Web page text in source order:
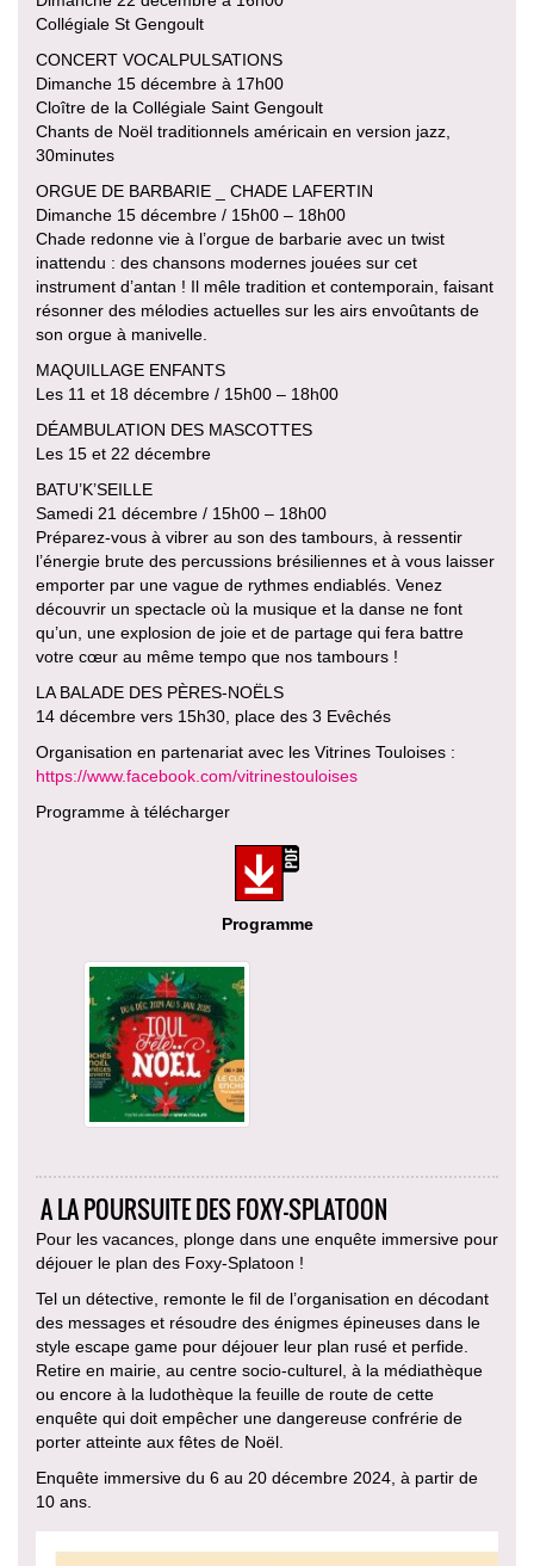
Collégiale St Gengoult
CONCERT VOCALPULSATIONS
Dimanche 15 décembre à 17h00
Cloître de la Collégiale Saint Gengoult
Chants de Noël traditionnels américain en version jazz,
30minutes
ORGUE DE BARBARIE _ CHADE LAFERTIN
Dimanche 15 décembre / 15h00 – 18h00
Chade redonne vie à l’orgue de barbarie avec un twist
inattendu : des chansons modernes jouées sur cet
instrument d’antan ! Il mêle tradition et contemporain, faisant
résonner des mélodies actuelles sur les airs envoûtants de
son orgue à manivelle.
MAQUILLAGE ENFANTS
Les 11 et 18 décembre / 15h00 – 18h00
DÉAMBULATION DES MASCOTTES
Les 15 et 22 décembre
BATU’K’SEILLE
Samedi 21 décembre / 15h00 – 18h00
Préparez-vous à vibrer au son des tambours, à ressentir
l’énergie brute des percussions brésiliennes et à vous laisser
emporter par une vague de rythmes endiablés. Venez
découvrir un spectacle où la musique et la danse ne font
qu’un, une explosion de joie et de partage qui fera battre
votre cœur au même tempo que nos tambours !
LA BALADE DES PÈRES-NOËLS
14 décembre vers 15h30, place des 3 Evêchés
Organisation en partenariat avec les Vitrines Touloises :
https://www.facebook.com/vitrinestouloises
Programme à télécharger
Programme
A LA POURSUITE DES FOXY-SPLATOON
Pour les vacances, plonge dans une enquête immersive pour
déjouer le plan des Foxy-Splatoon !
Tel un détective, remonte le fil de l’organisation en décodant
des messages et résoudre des énigmes épineuses dans le
style escape game pour déjouer leur plan rusé et perfide.
Retire en mairie, au centre socio-culturel, à la médiathèque
ou encore à la ludothèque la feuille de route de cette
enquête qui doit empêcher une dangereuse confrérie de
porter atteinte aux fêtes de Noël.
Enquête immersive du 6 au 20 décembre 2024, à partir de
10 ans.